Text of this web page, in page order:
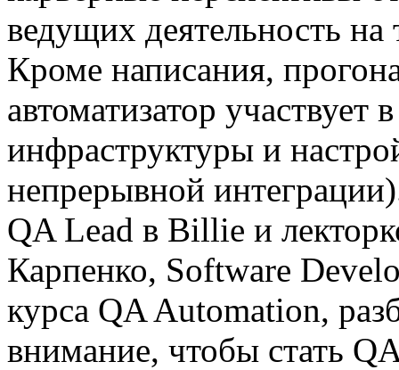
ведущих деятельность
Кроме написания,
автоматизатор участвует
инфраструктуры и
непрерывной
QA Lead в Billie и
Карпенко, Software
курса QA Automation,
внимание, чтобы стать